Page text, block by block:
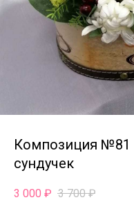
Композиция
сундучек
3 000 ₽ 3 700 ₽